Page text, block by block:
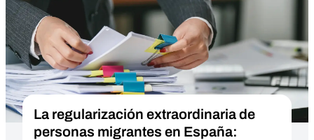
La regularización extraordinaria de
personas migrantes en España: